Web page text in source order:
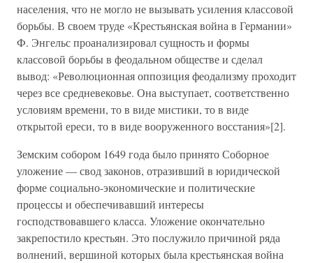
населения, что не могло не вызывать усиления классовой
борьбы. В своем труде «Крестьянская война в Германии»
Ф. Энгельс проанализировал сущность и формы
классовой борьбы в феодальном обществе и сделал
вывод: «Революционная оппозиция феодализму проходит
через все средневековье. Она выступает, соответственно
условиям времени, то в виде мистики, то в виде
открытой ереси, то в виде вооруженного восстания»[2].
Земским собором 1649 года было принято Соборное
уложение — свод законов, отразивший в юридической
форме социально-экономические и политические
процессы и обеспечивавший интересы
господствовавшего класса. Уложение окончательно
закрепостило крестьян. Это послужило причиной ряда
волнений, вершиной которых была крестьянская война